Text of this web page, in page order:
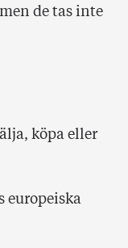
de tas inte
köpa eller
europeiska